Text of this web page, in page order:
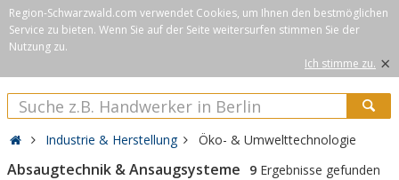
Region-Schwarzwald.com verwendet Cookies, um Ihnen den bestmöglichen
Service zu bieten. Wenn Sie auf der Seite weitersurfen stimmen Sie der
Nutzung zu.
Ich stimme zu. ×
Industrie & Herstellung Öko- & Umwelttechnologie
Absaugtechnik & Ansaugsysteme 9 Ergebnisse gefunden